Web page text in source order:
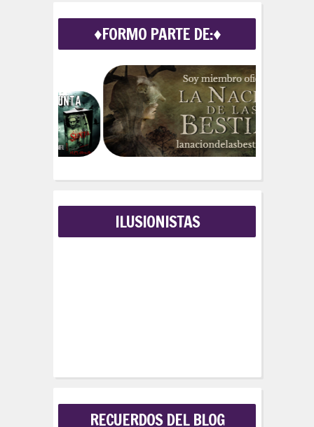
c
f
:
♦FORMO PARTE DE:♦
ILUSIONISTAS
RECUERDOS DEL BLOG